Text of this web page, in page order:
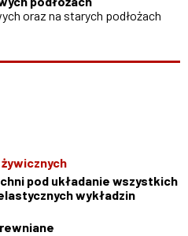
oraz na starych podłożach
pod układanie wszystkich
wykładzin